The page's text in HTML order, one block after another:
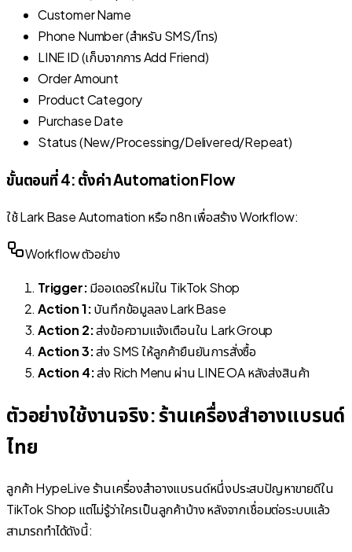
Customer Name
Phone Number (สำหรับ SMS/โทร)
LINE ID (เก็บจากการ Add Friend)
Order Amount
Product Category
Purchase Date
Status (New/Processing/Delivered/Repeat)
ขั้นตอนที่ 4: ตั้งค่า Automation Flow
ใช้ Lark Base Automation หรือ n8n เพื่อสร้าง Workflow:
Workflow ตัวอย่าง
Trigger:มีออเดอร์ใหม่ใน TikTok Shop
Action 1:บันทึกข้อมูลลง Lark Base
Action 2:ส่งข้อความแจ้งเตือนใน Lark Group
Action 3:ส่ง SMS ให้ลูกค้ายืนยันการสั่งซื้อ
Action 4:ส่ง Rich Menu ผ่าน LINE OA หลังส่งสินค้า
ตัวอย่างใช้งานจริง: ร้านเครื่องสำอางแบรนด์
ไทย
ลูกค้า HypeLive ร้านเครื่องสำอางแบรนด์หนึ่งประสบปัญหาขายดีใน
TikTok Shop แต่ไม่รู้ว่าใครเป็นลูกค้าบ้าง หลังจากเชื่อมต่อระบบแล้ว
สามารถทำได้ดังนี้: